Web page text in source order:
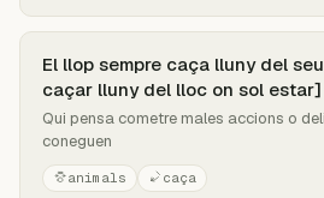
El llop sempre caça lluny del
caçar lluny del lloc on sol estar]
Qui pensa cometre males accions o
coneguen
animals caça